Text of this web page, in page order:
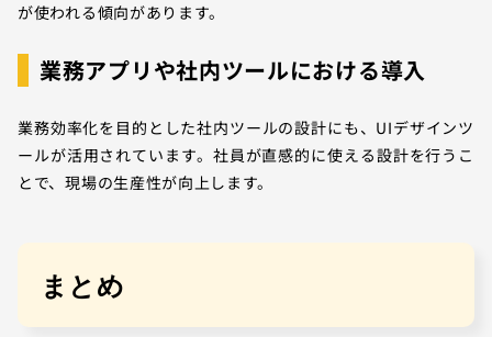
が使われる傾向があります。
業務アプリや社内ツールにおける導入
業務効率化を目的とした社内ツールの設計にも、UIデザインツ
ールが活用されています。社員が直感的に使える設計を行うこ
とで、現場の生産性が向上します。
まとめ